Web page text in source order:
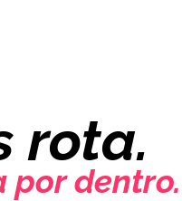
rota.
por dentro.